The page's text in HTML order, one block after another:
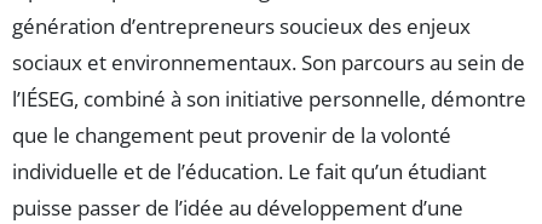
génération d’entrepreneurs soucieux des enjeux
sociaux et environnementaux. Son parcours au sein de
l’IÉSEG, combiné à son initiative personnelle, démontre
que le changement peut provenir de la volonté
individuelle et de l’éducation. Le fait qu’un étudiant
puisse passer de l’idée au développement d’une